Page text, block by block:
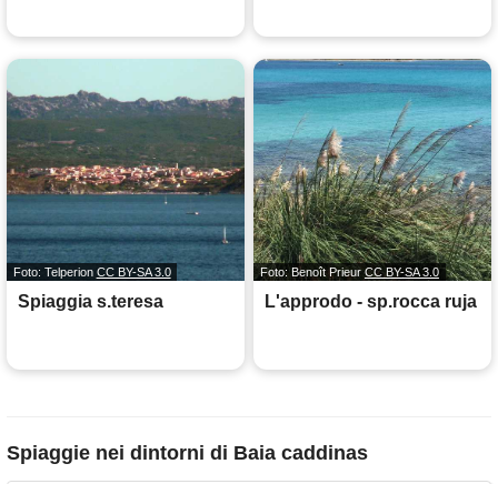
Foto: Telperion CC BY-SA 3.0
Spiaggia s.teresa
Foto: Benoît PrieurCC BY-SA 3.0
L'approdo - sp.rocca ruja
Spiaggie nei dintorni di Baia caddinas